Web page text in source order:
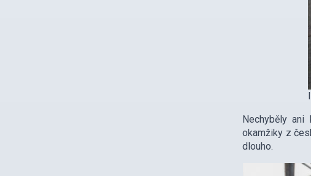
Nechyběly ani
okamžiky z
dlouho.